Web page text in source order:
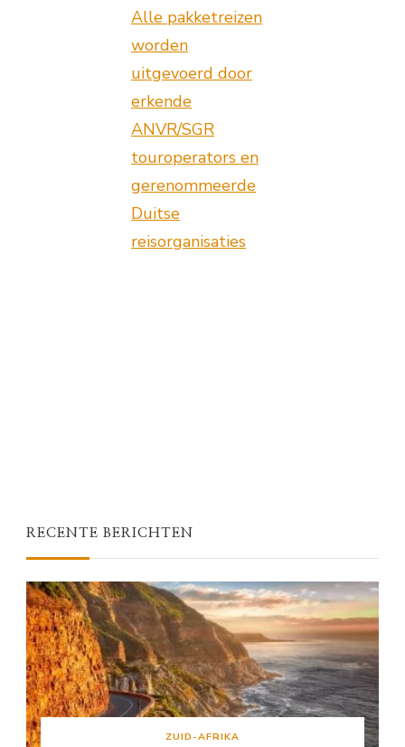
Alle pakketreizen
worden
uitgevoerd door
erkende
ANVR/SGR
touroperators en
gerenommeerde
Duitse
reisorganisaties
RECENTE BERICHTEN
ZUID-AFRIKA